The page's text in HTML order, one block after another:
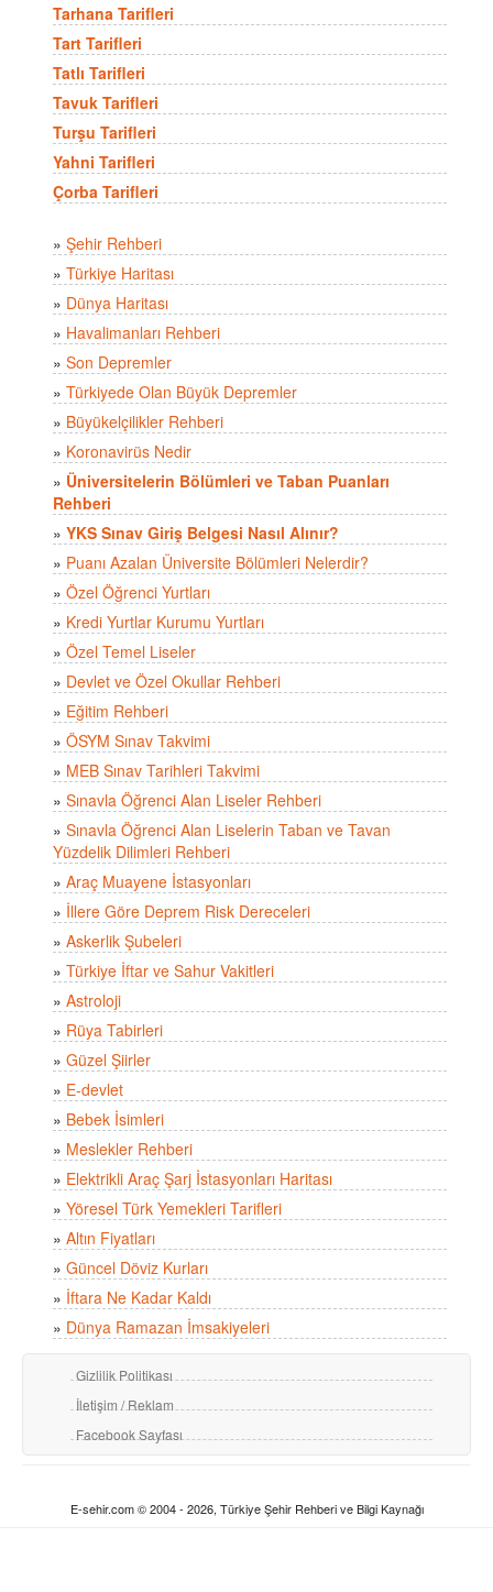
Tarhana Tarifleri
Tart Tarifleri
Tatlı Tarifleri
Tavuk Tarifleri
Turşu Tarifleri
Yahni Tarifleri
Çorba Tarifleri
» Şehir Rehberi
» Türkiye Haritası
» Dünya Haritası
» Havalimanları Rehberi
» Son Depremler
» Türkiyede Olan Büyük Depremler
» Büyükelçilikler Rehberi
» Koronavirüs Nedir
» Üniversitelerin Bölümleri ve Taban Puanları
Rehberi
» YKS Sınav Giriş Belgesi Nasıl Alınır?
» Puanı Azalan Üniversite Bölümleri Nelerdir?
» Özel Öğrenci Yurtları
» Kredi Yurtlar Kurumu Yurtları
» Özel Temel Liseler
» Devlet ve Özel Okullar Rehberi
» Eğitim Rehberi
» ÖSYM Sınav Takvimi
» MEB Sınav Tarihleri Takvimi
» Sınavla Öğrenci Alan Liseler Rehberi
» Sınavla Öğrenci Alan Liselerin Taban ve Tavan
Yüzdelik Dilimleri Rehberi
» Araç Muayene İstasyonları
» İllere Göre Deprem Risk Dereceleri
» Askerlik Şubeleri
» Türkiye İftar ve Sahur Vakitleri
» Astroloji
» Rüya Tabirleri
» Güzel Şiirler
» E-devlet
» Bebek İsimleri
» Meslekler Rehberi
» Elektrikli Araç Şarj İstasyonları Haritası
» Yöresel Türk Yemekleri Tarifleri
» Altın Fiyatları
» Güncel Döviz Kurları
» İftara Ne Kadar Kaldı
» Dünya Ramazan İmsakiyeleri
Gizlilik Politikası
İletişim / Reklam
Facebook Sayfası
E-sehir.com © 2004 - 2026, Türkiye Şehir Rehberi ve Bilgi Kaynağı